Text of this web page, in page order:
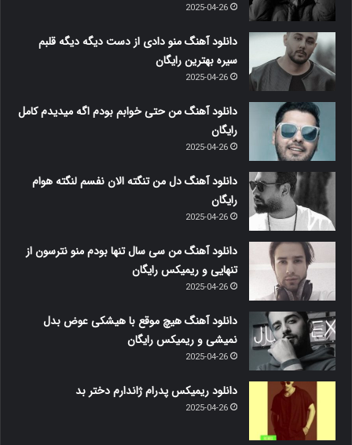
2025-04-26
دانلود آهنگ منو دادی از دست دیگه دیگه قلبم
سیره بهترین رایگان
2025-04-26
دانلود آهنگ من حتی خوابم بودم اگه میدیدم کامل
رایگان
2025-04-26
دانلود آهنگ دل من تنگته الان نفسم لنگته هوام
رایگان
2025-04-26
دانلود آهنگ من سی سال تنها بودم منو نترسون از
تنهایی و ریمیکس رایگان
2025-04-26
دانلود آهنگ هیچ موقع با هیشکی عوض بدل
نمیشی و ریمیکس رایگان
2025-04-26
دانلود ریمیکس پدرام ژاندارم دختر بد
2025-04-26